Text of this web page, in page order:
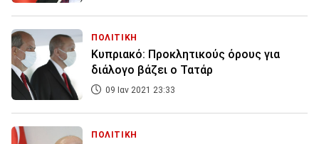
ΠΟΛΙΤΙΚΗ
Κυπριακό: Προκλητικούς όρους για
διάλογο βάζει ο Τατάρ
09 Ιαν 2021 23:33
ΠΟΛΙΤΙΚΗ